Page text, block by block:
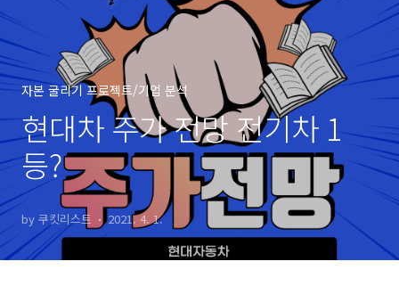
자본 굴리기 프로젝트/기업 분석
현대차 주가 전망 전기차 1
등?
by 쿠킷리스트 2021. 4. 1.